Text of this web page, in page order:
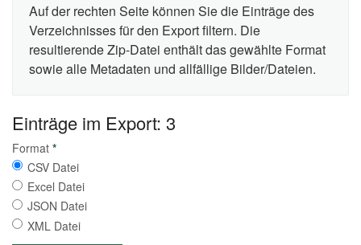
Auf der rechten Seite können Sie die Einträge des
Verzeichnisses für den Export filtern. Die
resultierende Zip-Datei enthält das gewählte Format
sowie alle Metadaten und allfällige Bilder/Dateien.
Einträge im Export: 3
Format *
CSV Datei
Excel Datei
JSON Datei
XML Datei